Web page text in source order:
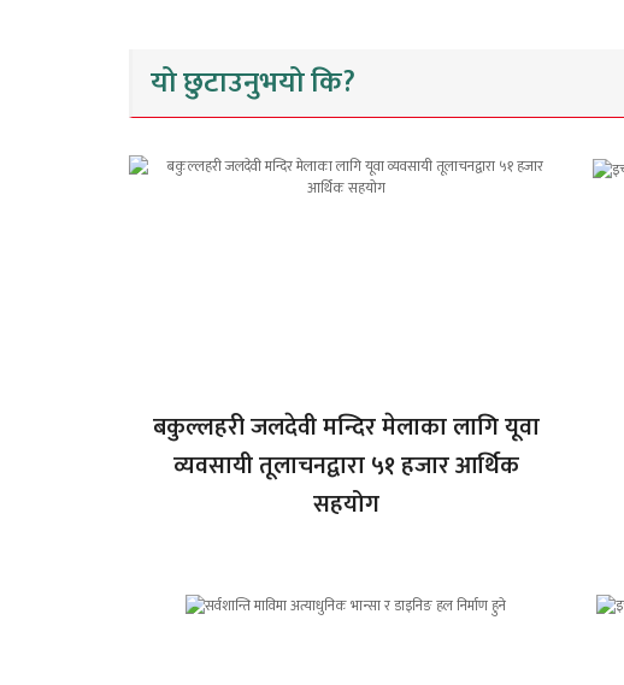
यो छुटाउनुभयो कि?
बकुल्लहरी जलदेवी मन्दिर मेलाका लागि यूवा
व्यवसायी तूलाचनद्वारा ५१ हजार आर्थिक
सहयोग